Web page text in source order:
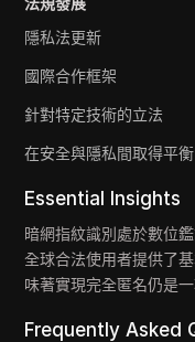
隱私法更新
國際合作框架
針對特定技術的立法
在安全與隱私間取得平衡
Essential Insights
暗網指紋識別處於數位
全球合法使用者提供了
味著實現完全匿名仍是一
Frequently Asked